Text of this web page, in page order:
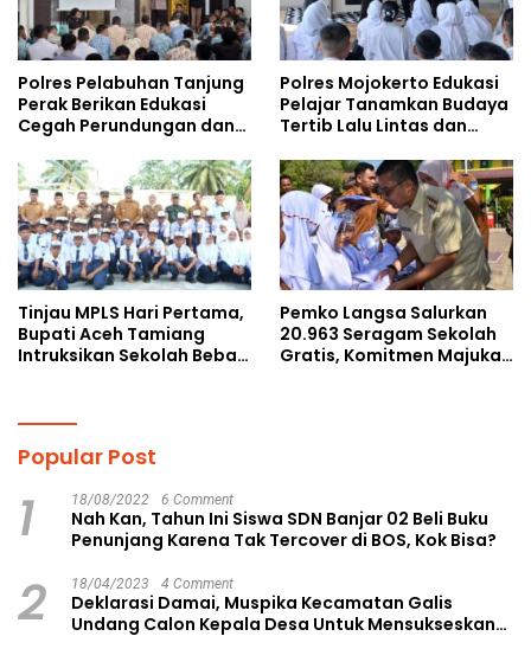
Polres Pelabuhan Tanjung
Perak Berikan Edukasi
Cegah Perundungan dan
kepada Pelajar MPLS
Polres Mojokerto Edukasi
Pelajar Tanamkan Budaya
Tertib Lalu Lintas dan
Tinjau MPLS Hari Pertama,
Bupati Aceh Tamiang
Intruksikan Sekolah Bebas
Pemko Langsa Salurkan
20.963 Seragam Sekolah
Gratis, Komitmen Majukan
Popular Post
1 18/08/2022 6 Comment
Nah Kan, Tahun Ini Siswa SDN Banjar 02 Beli Buku
Penunjang Karena Tak Tercover di BOS, Kok Bisa?
2 18/04/2023 4 Comment
Deklarasi Damai, Muspika Kecamatan Galis
Undang Calon Kepala Desa Untuk Mensukseskan